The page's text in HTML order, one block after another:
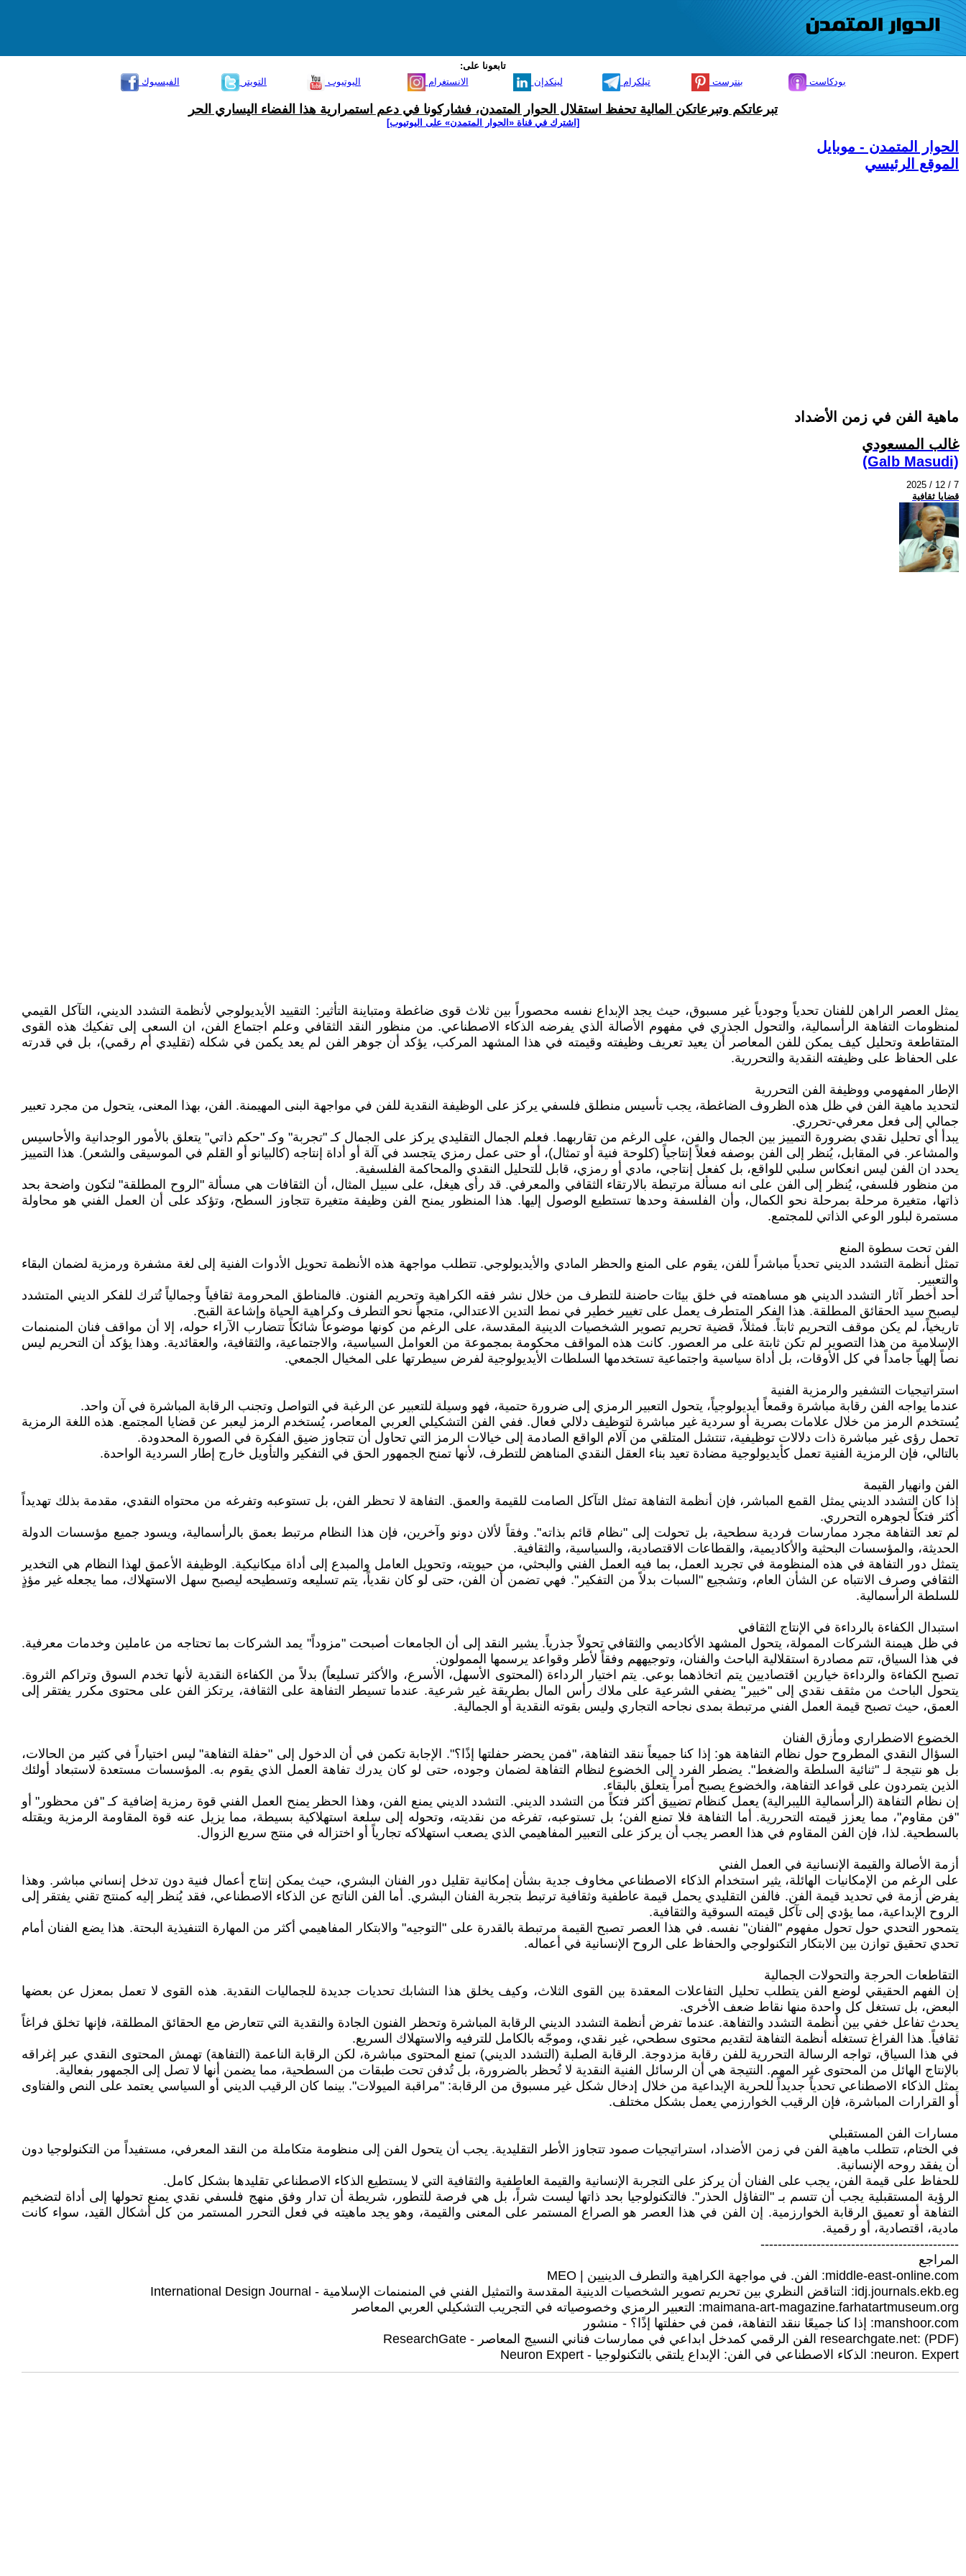
تابعونا على:
الفيسبوك
التويتر اليوتيوب الانستغرام لينكدإن تيلكرام بنترست بودكاست
تبرعاتكم وتبرعاتكن المالية تحفظ استقلال الحوار المتمدن، فشاركونا في دعم استمرارية هذا الفضاء اليساري الحر
[اشترك في قناة ‫«الحوار المتمدن» على اليوتيوب]
الحوار المتمدن - موبايل
الموقع الرئيسي
ماهية الفن في زمن الأضداد
غالب المسعودي
(Galb Masudi)
2025 / 12 / 7
قضايا ثقافية
يمثل العصر الراهن للفنان تحدياً وجودياً غير مسبوق، حيث يجد الإبداع نفسه محصوراً بين ثلاث قوى ضاغطة ومتباينة التأثير: التقييد الأيديولوجي لأنظمة التشدد الديني، التآكل القيمي
لمنظومات التفاهة الرأسمالية، والتحول الجذري في مفهوم الأصالة الذي يفرضه الذكاء الاصطناعي. من منظور النقد الثقافي وعلم اجتماع الفن، ان السعى إلى تفكيك هذه القوى
المتقاطعة وتحليل كيف يمكن للفن المعاصر أن يعيد تعريف وظيفته وقيمته في هذا المشهد المركب، يؤكد أن جوهر الفن لم يعد يكمن في شكله (تقليدي أم رقمي)، بل في قدرته
على الحفاظ على وظيفته النقدية والتحررية.
الإطار المفهومي ووظيفة الفن التحررية
لتحديد ماهية الفن في ظل هذه الظروف الضاغطة، يجب تأسيس منطلق فلسفي يركز على الوظيفة النقدية للفن في مواجهة البنى المهيمنة. الفن، بهذا المعنى، يتحول من مجرد تعبير
جمالي إلى فعل معرفي-تحرري.
يبدأ أي تحليل نقدي بضرورة التمييز بين الجمال والفن، على الرغم من تقاربهما. فعلم الجمال التقليدي يركز على الجمال كـ "تجربة" وكـ "حكم ذاتي" يتعلق بالأمور الوجدانية والأحاسيس
والمشاعر. في المقابل، يُنظر إلى الفن بوصفه فعلاً إنتاجياً (كلوحة فنية أو تمثال)، أو حتى عمل رمزي يتجسد في آلة أو أداة إنتاجه (كالبيانو أو القلم في الموسيقى والشعر). هذا التمييز
يحدد ان الفن ليس انعكاس سلبي للواقع، بل كفعل إنتاجي، مادي أو رمزي، قابل للتحليل النقدي والمحاكمة الفلسفية.
من منظور فلسفي، يُنظر إلى الفن على انه مسألة مرتبطة بالارتقاء الثقافي والمعرفي. قد رأى هيغل، على سبيل المثال، أن الثقافات هي مسألة "الروح المطلقة" لتكون واضحة بحد
ذاتها، متغيرة مرحلة بمرحلة نحو الكمال، وأن الفلسفة وحدها تستطيع الوصول إليها. هذا المنظور يمنح الفن وظيفة متغيرة تتجاوز السطح، وتؤكد على أن العمل الفني هو محاولة
مستمرة لبلور الوعي الذاتي للمجتمع.
الفن تحت سطوة المنع
تمثل أنظمة التشدد الديني تحدياً مباشراً للفن، يقوم على المنع والحظر المادي والأيديولوجي. تتطلب مواجهة هذه الأنظمة تحويل الأدوات الفنية إلى لغة مشفرة ورمزية لضمان البقاء
والتعبير.
أحد أخطر آثار التشدد الديني هو مساهمته في خلق بيئات حاضنة للتطرف من خلال نشر فقه الكراهية وتحريم الفنون. فالمناطق المحرومة ثقافياً وجمالياً تُترك للفكر الديني المتشدد
ليصبح سيد الحقائق المطلقة. هذا الفكر المتطرف يعمل على تغيير خطير في نمط التدين الاعتدالي، متجهاً نحو التطرف وكراهية الحياة وإشاعة القبح.
تاريخياً، لم يكن موقف التحريم ثابتاً. فمثلاً، قضية تحريم تصوير الشخصيات الدينية المقدسة، على الرغم من كونها موضوعاً شائكاً تتضارب الآراء حوله، إلا أن مواقف فنان المنمنمات
الإسلامية من هذا التصوير لم تكن ثابتة على مر العصور. كانت هذه المواقف محكومة بمجموعة من العوامل السياسية، والاجتماعية، والثقافية، والعقائدية. وهذا يؤكد أن التحريم ليس
نصاً إلهياً جامداً في كل الأوقات، بل أداة سياسية واجتماعية تستخدمها السلطات الأيديولوجية لفرض سيطرتها على المخيال الجمعي.
استراتيجيات التشفير والرمزية الفنية
عندما يواجه الفن رقابة مباشرة وقمعاً أيديولوجياً، يتحول التعبير الرمزي إلى ضرورة حتمية، فهو وسيلة للتعبير عن الرغبة في التواصل وتجنب الرقابة المباشرة في آن واحد.
يُستخدم الرمز من خلال علامات بصرية أو سردية غير مباشرة لتوظيف دلالي فعال. ففي الفن التشكيلي العربي المعاصر، يُستخدم الرمز ليعبر عن قضايا المجتمع. هذه اللغة الرمزية
تحمل رؤى غير مباشرة ذات دلالات توظيفية، تنتشل المتلقي من آلام الواقع الصادمة إلى خيالات الرمز التي تحاول أن تتجاوز ضيق الفكرة في الصورة المحدودة.
بالتالي، فإن الرمزية الفنية تعمل كأيديولوجية مضادة تعيد بناء العقل النقدي المناهض للتطرف، لأنها تمنح الجمهور الحق في التفكير والتأويل خارج إطار السردية الواحدة.
الفن وانهيار القيمة
إذا كان التشدد الديني يمثل القمع المباشر، فإن أنظمة التفاهة تمثل التآكل الصامت للقيمة والعمق. التفاهة لا تحظر الفن، بل تستوعبه وتفرغه من محتواه النقدي، مقدمة بذلك تهديداً
أكثر فتكاً لجوهره التحرري.
لم تعد التفاهة مجرد ممارسات فردية سطحية، بل تحولت إلى "نظام قائم بذاته". وفقاً لألان دونو وآخرين، فإن هذا النظام مرتبط بعمق بالرأسمالية، ويسود جميع مؤسسات الدولة
الحديثة، والمؤسسات البحثية والأكاديمية، والقطاعات الاقتصادية، والسياسية، والثقافية.
يتمثل دور التفاهة في هذه المنظومة في تجريد العمل، بما فيه العمل الفني والبحثي، من حيويته، وتحويل العامل والمبدع إلى أداة ميكانيكية. الوظيفة الأعمق لهذا النظام هي التخدير
الثقافي وصرف الانتباه عن الشأن العام، وتشجيع "السبات بدلاً من التفكير". فهي تضمن أن الفن، حتى لو كان نقدياً، يتم تسليعه وتسطيحه ليصبح سهل الاستهلاك، مما يجعله غير مؤذٍ
للسلطة الرأسمالية.
استبدال الكفاءة بالرداءة في الإنتاج الثقافي
في ظل هيمنة الشركات الممولة، يتحول المشهد الأكاديمي والثقافي تحولاً جذرياً. يشير النقد إلى أن الجامعات أصبحت "مزوداً" يمد الشركات بما تحتاجه من عاملين وخدمات معرفية.
في هذا السياق، تتم مصادرة استقلالية الباحث والفنان، وتوجيههم وفقاً لأطر وقواعد يرسمها الممولون.
تصبح الكفاءة والرداءة خيارين اقتصاديين يتم اتخاذهما بوعي. يتم اختيار الرداءة (المحتوى الأسهل، الأسرع، والأكثر تسليعاً) بدلاً من الكفاءة النقدية لأنها تخدم السوق وتراكم الثروة.
يتحول الباحث من مثقف نقدي إلى "خبير" يضفي الشرعية على ملاك رأس المال بطريقة غير شرعية. عندما تسيطر التفاهة على الثقافة، يرتكز الفن على محتوى مكرر يفتقر إلى
العمق، حيث تصبح قيمة العمل الفني مرتبطة بمدى نجاحه التجاري وليس بقوته النقدية أو الجمالية.
الخضوع الاضطراري ومأزق الفنان
السؤال النقدي المطروح حول نظام التفاهة هو: إذا كنا جميعاً ننقد التفاهة، "فمن يحضر حفلتها إذًا؟". الإجابة تكمن في أن الدخول إلى "حفلة التفاهة" ليس اختياراً في كثير من الحالات،
بل هو نتيجة لـ "ثنائية السلطة والضغط". يضطر الفرد إلى الخضوع لنظام التفاهة لضمان وجوده، حتى لو كان يدرك تفاهة العمل الذي يقوم به. المؤسسات مستعدة لاستبعاد أولئك
الذين يتمردون على قواعد التفاهة، والخضوع يصبح أمراً يتعلق بالبقاء.
إن نظام التفاهة (الرأسمالية الليبرالية) يعمل كنظام تضييق أكثر فتكاً من التشدد الديني. التشدد الديني يمنع الفن، وهذا الحظر يمنح العمل الفني قوة رمزية إضافية كـ "فن محظور" أو
"فن مقاوم"، مما يعزز قيمته التحررية. أما التفاهة فلا تمنع الفن؛ بل تستوعبه، تفرغه من نقديته، وتحوله إلى سلعة استهلاكية بسيطة، مما يزيل عنه قوة المقاومة الرمزية ويقتله
بالسطحية. لذا، فإن الفن المقاوم في هذا العصر يجب أن يركز على التعبير المفاهيمي الذي يصعب استهلاكه تجارياً أو اختزاله في منتج سريع الزوال.
أزمة الأصالة والقيمة الإنسانية في العمل الفني
على الرغم من الإمكانيات الهائلة، يثير استخدام الذكاء الاصطناعي مخاوف جدية بشأن إمكانية تقليل دور الفنان البشري، حيث يمكن إنتاج أعمال فنية دون تدخل إنساني مباشر. وهذا
يفرض أزمة في تحديد قيمة الفن. فالفن التقليدي يحمل قيمة عاطفية وثقافية ترتبط بتجربة الفنان البشري. أما الفن الناتج عن الذكاء الاصطناعي، فقد يُنظر إليه كمنتج تقني يفتقر إلى
الروح الإبداعية، مما يؤدي إلى تآكل قيمته السوقية والثقافية.
يتمحور التحدي حول تحول مفهوم "الفنان" نفسه. في هذا العصر تصبح القيمة مرتبطة بالقدرة على "التوجيه" والابتكار المفاهيمي أكثر من المهارة التنفيذية البحتة. هذا يضع الفنان أمام
تحدي تحقيق توازن بين الابتكار التكنولوجي والحفاظ على الروح الإنسانية في أعماله.
التقاطعات الحرجة والتحولات الجمالية
إن الفهم الحقيقي لوضع الفن يتطلب تحليل التفاعلات المعقدة بين القوى الثلاث، وكيف يخلق هذا التشابك تحديات جديدة للجماليات النقدية. هذه القوى لا تعمل بمعزل عن بعضها
البعض، بل تستغل كل واحدة منها نقاط ضعف الأخرى.
يحدث تفاعل خفي بين أنظمة التشدد والتفاهة. عندما تفرض أنظمة التشدد الديني الرقابة المباشرة وتحظر الفنون الجادة والنقدية التي تتعارض مع الحقائق المطلقة، فإنها تخلق فراغاً
ثقافياً. هذا الفراغ تستغله أنظمة التفاهة لتقديم محتوى سطحي، غير نقدي، وموجّه بالكامل للترفيه والاستهلاك السريع.
في هذا السياق، تواجه الرسالة التحررية للفن رقابة مزدوجة. الرقابة الصلبة (التشدد الديني) تمنع المحتوى مباشرة، لكن الرقابة الناعمة (التفاهة) تهمش المحتوى النقدي عبر إغراقه
بالإنتاج الهائل من المحتوى غير المهم. النتيجة هي أن الرسائل الفنية النقدية لا تُحظر بالضرورة، بل تُدفن تحت طبقات من السطحية، مما يضمن أنها لا تصل إلى الجمهور بفعالية.
يمثل الذكاء الاصطناعي تحدياً جديداً للحرية الإبداعية من خلال إدخال شكل غير مسبوق من الرقابة: "مراقبة الميولات". بينما كان الرقيب الديني أو السياسي يعتمد على النص والفتاوى
أو القرارات المباشرة، فإن الرقيب الخوارزمي يعمل بشكل مختلف.
مسارات الفن المستقبلي
في الختام، تتطلب ماهية الفن في زمن الأضداد، استراتيجيات صمود تتجاوز الأطر التقليدية. يجب أن يتحول الفن إلى منظومة متكاملة من النقد المعرفي، مستفيداً من التكنولوجيا دون
أن يفقد روحه الإنسانية.
للحفاظ على قيمة الفن، يجب على الفنان أن يركز على التجربة الإنسانية والقيمة العاطفية والثقافية التي لا يستطيع الذكاء الاصطناعي تقليدها بشكل كامل.
الرؤية المستقبلية يجب أن تتسم بـ "التفاؤل الحذر". فالتكنولوجيا بحد ذاتها ليست شراً، بل هي فرصة للتطور، شريطة أن تدار وفق منهج فلسفي نقدي يمنع تحولها إلى أداة لتضخيم
التفاهة أو تعميق الرقابة الخوارزمية. إن الفن في هذا العصر هو الصراع المستمر على المعنى والقيمة، وهو يجد ماهيته في فعل التحرر المستمر من كل أشكال القيد، سواء كانت
مادية، اقتصادية، أو رقمية.
----------------------------------------------
المراجع
middle-east-online.com: الفن. في مواجهة الكراهية والتطرف الدينيين | MEO
idj.journals.ekb.eg: التناقض النظري بين تحريم تصوير الشخصيات الدينية المقدسة والتمثيل الفني في المنمنمات الإسلامية - International Design Journal
maimana-art-magazine.farhatartmuseum.org: التعبير الرمزي وخصوصياته في التجريب التشكيلي العربي المعاصر
manshoor.com: إذا كنا جميعًا ننقد التفاهة، فمن في حفلتها إذًا؟ - منشور
researchgate.net: (PDF) الفن الرقمي كمدخل ابداعي في ممارسات فناني النسيج المعاصر - ResearchGate
neuron. Expert: الذكاء الاصطناعي في الفن: الإبداع يلتقي بالتكنولوجيا - Neuron Expert